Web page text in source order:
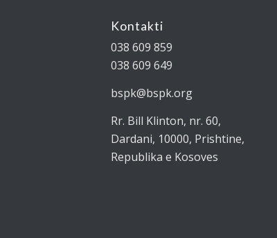
Kontakti
038 609 859
038 609 649
bspk@bspk.org
Rr. Bill Klinton, nr. 60,
Dardani, 10000, Prishtine,
Republika e Kosoves